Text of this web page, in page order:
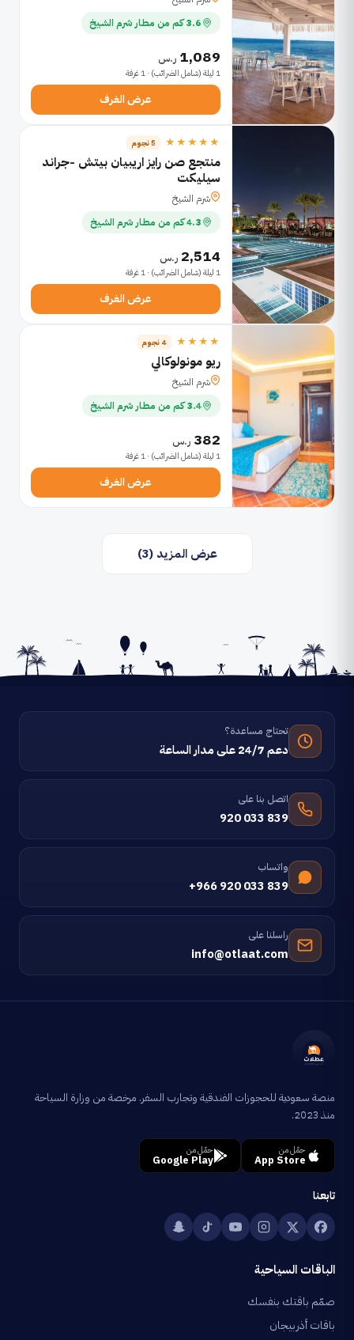
3.6 كم من مطار شرم الشيخ
1,089 ر.س
1 ليلة (شامل الضرائب) · 1 غرفة
عرض الغرف
★★★★★ 5 نجوم
منتجع صن رايز اريبيان بيتش -جراند
سيليكت
شرم الشيخ
4.3 كم من مطار شرم الشيخ
2,514 ر.س
1 ليلة (شامل الضرائب) · 1 غرفة
عرض الغرف
★★★★ 4 نجوم
ريو مونولوكالي
شرم الشيخ
3.4 كم من مطار شرم الشيخ
382 ر.س
1 ليلة (شامل الضرائب) · 1 غرفة
عرض الغرف
عرض المزيد (3)
تحتاج مساعدة؟
دعم 24/7 على مدار الساعة
اتصل بنا على
920 033 839
واتساب
+966 920 033 839
راسلنا على
info@otlaat.com
منصة سعودية للحجوزات الفندقية وتجارب السفر. مرخصة من وزارة السياحة
منذ 2023.
حمّل من
App Store
حمّل من
Google Play
تابعنا
الباقات السياحية
صمّم باقتك بنفسك
باقات أذربيجان